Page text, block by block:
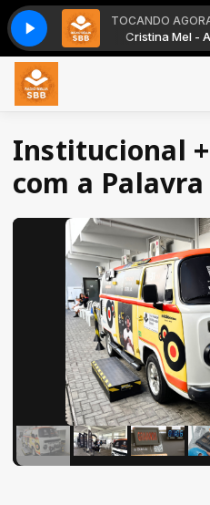
TOCANDO
Com Carinho Cristina Mel - Ao
Institucional
com a Palavra